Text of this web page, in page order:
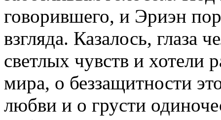
говорившего, и Эриэн
взгляда. Казалось, глаза
светлых чувств и хотели
мира, о беззащитности
любви и о грусти